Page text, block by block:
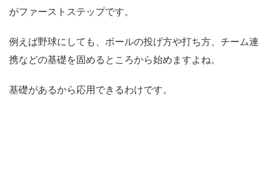
がファーストステップです。
例えば野球にしても、ボールの投げ方や打ち方、チーム連
携などの基礎を固めるところから始めますよね。
基礎があるから応用できるわけです。